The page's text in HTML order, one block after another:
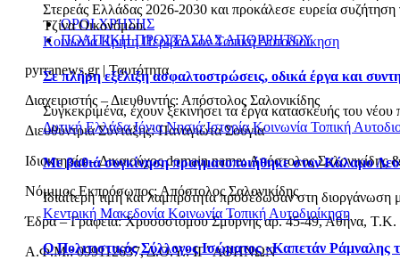
Στερεάς Ελλάδας 2026-2030 και προκάλεσε ευρεία συζήτηση
Τζίνα Οικονόμου.
ΚοινωνίαΚρήτηΠεριβάλλονΤοπική Αυτοδιοίκηση
Σε πλήρη εξέλιξη ασφαλτοστρώσεις, οδικά έργα και
Συγκεκριμένα, έχουν ξεκινήσει τα έργα κατασκευής του
Δυτική ΕλλάδαΙόνια ΝησιάΙστορίαΚοινωνία Τοπική
Με βαθιά συγκίνηση πραγματοποιήθηκε στον Κάλαμο
Ιδιαίτερη τιμή και λαμπρότητα προσέδωσαν στη διοργάνωση
Κεντρική Μακεδονία Κοινωνία Τοπική Αυτοδιοίκηση
Ο Πολιτιστικός Σύλλογος Ισώματος «Καπετάν Ράμναλης
ΟΡΟΙ ΧΡΗΣΗΣ
ΠΟΛΙΤΙΚΗ ΠΡΟΣΤΑΣΙΑΣ ΑΠΟΡΡΗΤΟΥ
pyrranews.gr | Ταυτότητα
Διαχειριστής – Διευθυντής: Απόστολος Σαλονικίδης
Διευθύντρια Σύνταξης: Παναγιώτα Σούγια
Ιδιοκτησία – Δικαιούχος domain name: Απόστολος
Νόμιμος Εκπρόσωπος: Απόστολος Σαλονικίδης
Έδρα – Γραφεία: Χρυσοστόμου Σμύρνης αρ. 45-49, Αθήνα, Τ.Κ.
Α.Φ.Μ.: 099112637, Δ.Ο.Υ.: ΙΓ΄ ΑΘΗΝΩΝ